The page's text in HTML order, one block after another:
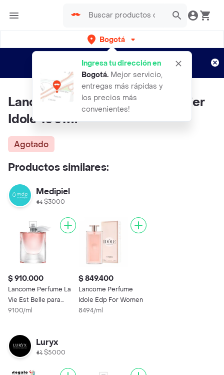
Bogotá
Ingresa tu dirección en
Bogotá. Mejor servicio,
entregas más rápidas y
los precios más
convenientes!
envíos gratis por semanas
Aplican TyC
Lancome Set De Fragancia Mujer
Idole 100Ml
Agotado
Productos similares:
Medipiel
$3000
$ 910.000
Lancome Perfume La
Vie Est Belle para
Mujer
9100/ml
$ 849.400
Lancome Perfume
Idole Edp For Women
8494/ml
Luryx
$5000